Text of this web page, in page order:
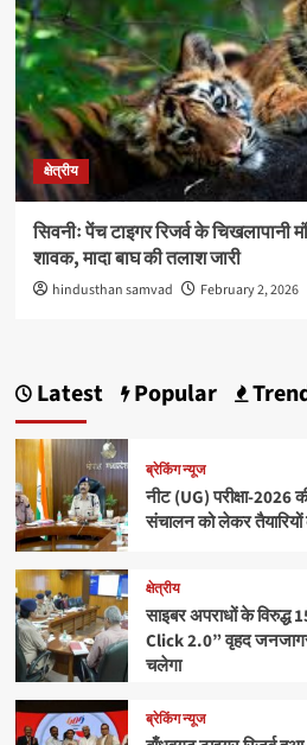
क्षेत्रीय
सिवनीः पेंच टाइगर रिजर्व के चिखलापानी
शावक, मादा बाघ की तलाश जारी
hindusthan samvad February 2, 2026
Latest Popular
ब्रेकिंग न्यूज
नीट (UG) परीक्षा-2026
संचालन को लेकर तैयारियों
क्षेत्रीय
साइबर अपराधों के विरुद्ध
Click 2.0” वृहद
चलेगा
ब्रेकिंग न्यूज